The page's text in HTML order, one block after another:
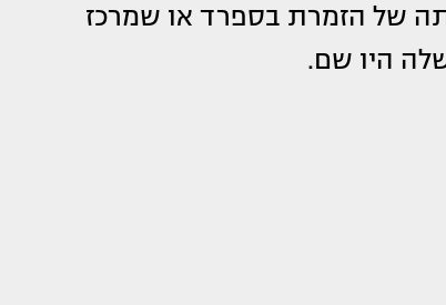
של הזמרת בספרד או שמרכז
היו שם.